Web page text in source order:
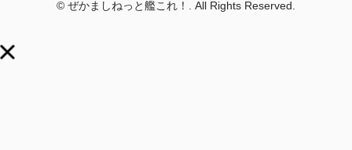
© ぜかましねっと艦これ！. All Rights Reserved.